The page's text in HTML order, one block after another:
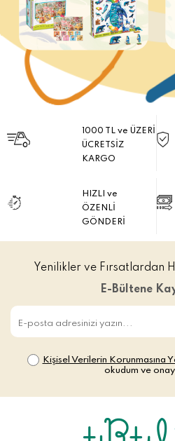
1000 TL ve ÜZERİ
ÜCRETSİZ
KARGO
HIZLI ve
ÖZENLİ
GÖNDERİ
Yenilikler ve Fırsatlardan
E-Bültene
Kişisel Verilerin Korunmasına
okudum ve